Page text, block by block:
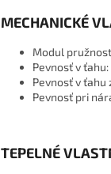
MECHANICKÉ
Modul
Pevnosť v
Pevnosť v ťahu
Pevnosť pri
TEPELNÉ